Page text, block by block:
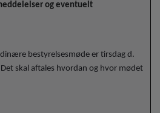
og eventuelt
bestyrelsesmøde er tirsdag d.
skal aftales hvordan og hvor mødet